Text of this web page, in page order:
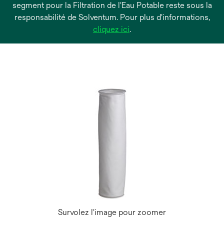
segment pour la Filtration de l'Eau Potable reste sous la
responsabilité de Solventum. Pour plus d'informations,
cliquez icis’ouvre
.
Survolez l'image pour zoomer